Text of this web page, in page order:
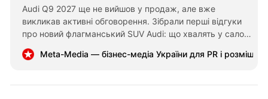
Audi Q9 2027 ще не вийшов у продаж, але вже
викликав активні обговорення. Зібрали перші відгуки
про новий флагманський SUV Audi: що хвалять у салоні,
що критикують в електронних дверях і чому Q9
порівнюють із BMW X7 та Mercedes-Benz GLS.
Meta-Media — бізнес-медіа України для PR і